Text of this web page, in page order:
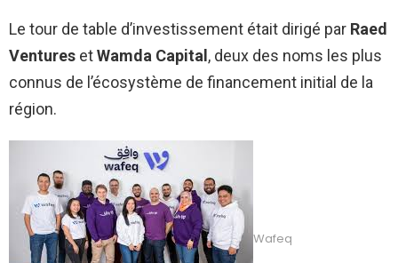
Le tour de table d’investissement était dirigé par Raed
Ventures etWamda Capital , deux des noms les plus
connus de l’écosystème de financement initial de la
région.
Wafeq